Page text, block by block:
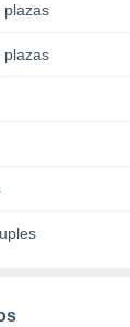
plazas
plazas